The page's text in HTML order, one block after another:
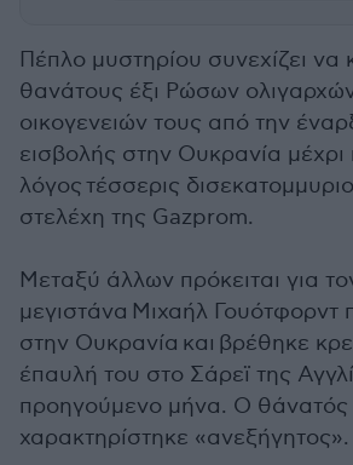
Πέπλο μυστηρίου συνεχίζει να
θανάτους έξι Ρώσων
οικογενειών τους από την
εισβολής στην Ουκρανία
λόγος τέσσερις
στελέχη της Gazprom.
Μεταξύ άλλων πρόκειται για
μεγιστάνα Μιχαήλ Γουότφορντ
στην Ουκρανία και βρέθηκε
έπαυλή του στο Σάρεϊ της
προηγούμενο μήνα. Ο θάνατός
χαρακτηρίστηκε «ανεξήγητος».